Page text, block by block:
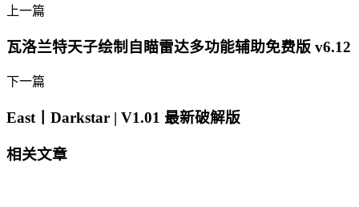
上一篇
瓦洛兰特天子绘制自瞄雷达多功能辅助免费版 v6.12
下一篇
East丨Darkstar | V1.01 最新破解版
相关文章